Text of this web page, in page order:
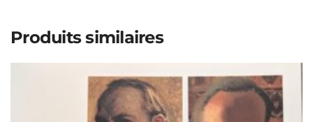
Produits similaires